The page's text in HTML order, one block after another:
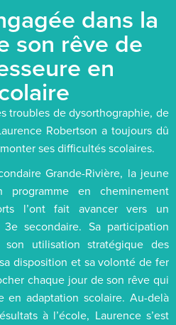
dans la
son rêve de
en
troubles de dysorthographie, de
Robertson a toujours dû
ses difficultés scolaires.
Grande-Rivière, la jeune
en cheminement
l’ont fait avancer vers un
secondaire. Sa participation
son utilisation stratégique des
disposition et sa volonté de fer
chaque jour de son rêve qui
en adaptation scolaire. Au-delà
à l’école, Laurence s’est